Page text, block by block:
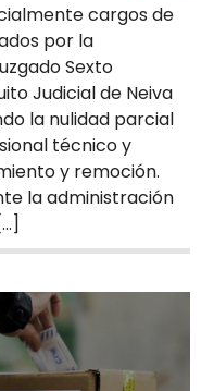
cargos de
por la
Sexto
Judicial de Neiva
la nulidad parcial
técnico y
y remoción.
la administración